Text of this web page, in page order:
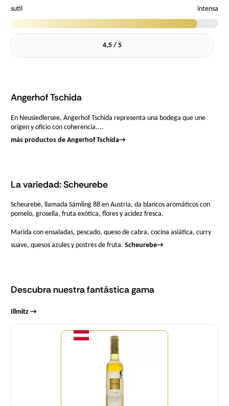
sutil intensa
4,5 / 5
Angerhof Tschida
En Neusiedlersee, Angerhof Tschida representa una bodega que une
origen y oficio con coherencia....
más productos de Angerhof Tschida→
La variedad: Scheurebe
Scheurebe, llamada Sämling 88 en Austria, da blancos aromáticos con
pomelo, grosella, fruta exótica, flores y acidez fresca.
Marida con ensaladas, pescado, queso de cabra, cocina asiática, curry
suave, quesos azules y postres de fruta. Scheurebe→
Descubra nuestra fantástica gama
Illmitz →
Cantidad